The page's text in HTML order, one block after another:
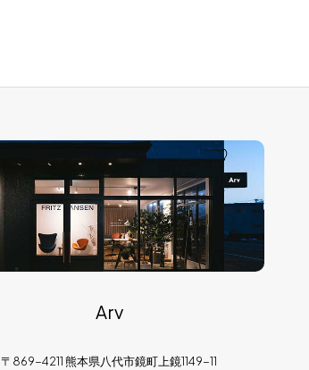
Arv
〒869-4211 熊本県八代市鏡町上鏡1149-11